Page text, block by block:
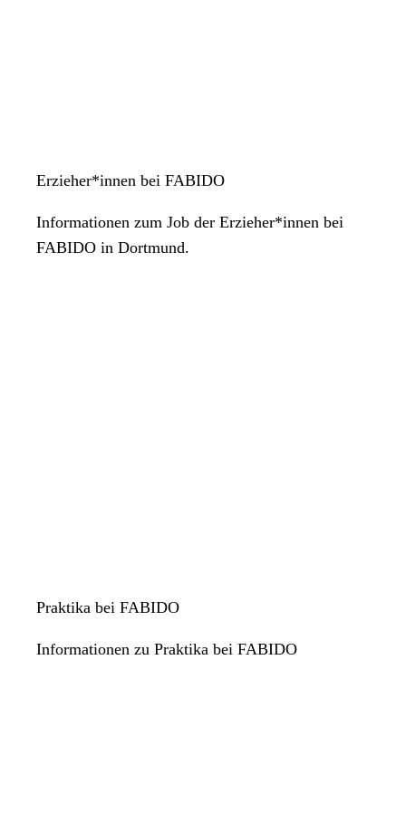
Erzieher*innen bei FABIDO
Informationen zum Job der Erzieher*innen bei
FABIDO in Dortmund.
Praktika bei FABIDO
Informationen zu Praktika bei FABIDO